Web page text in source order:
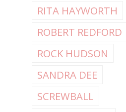
RITA HAYWORTH
ROBERT REDFORD
ROCK HUDSON
SANDRA DEE
SCREWBALL